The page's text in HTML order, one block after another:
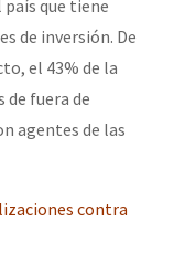
poblaciones y
Resistencia y
que tiene
de inversión. De
el 43% de la
de fuera de
agentes de las
contra